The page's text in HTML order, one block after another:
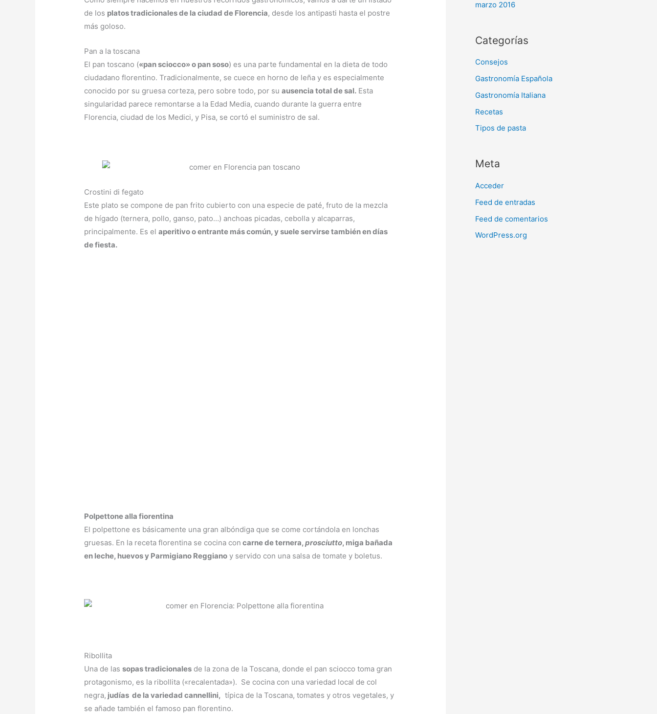
de los platos tradicionales de la ciudad de Florencia, desde los antipasti hasta el postre
más goloso.
Pan a la toscana
El pan toscano («pan sciocco» o pan soso) es una parte fundamental en la dieta de todo
ciudadano florentino. Tradicionalmente, se cuece en horno de leña y es especialmente
conocido por su gruesa corteza, pero sobre todo, por suausencia total de sal. Esta
singularidad parece remontarse a la Edad Media, cuando durante la guerra entre
Florencia, ciudad de los Medici, y Pisa, se cortó el suministro de sal.
Crostini di fegato
Este plato se compone de pan frito cubierto con una especie de paté, fruto de la mezcla
de hígado (ternera, pollo, ganso, pato…) anchoas picadas, cebolla y alcaparras,
principalmente. Es elaperitivo o entrante más común, y suele servirse también en días
de fiesta.
Polpettone alla fiorentina
El polpettone es básicamente una gran albóndiga que se come cortándola en lonchas
gruesas. En la receta florentina se cocina con carne de ternera,prosciutto, miga bañada
en leche, huevos y Parmigiano Reggiano y servido con una salsa de tomate y boletus.
Ribollita
Una de lassopas tradicionales de la zona de la Toscana, donde el pan sciocco toma gran
protagonismo, es la ribollita («recalentada»). Se cocina con una variedad local de col
negra, judías de la variedad cannellini, típica de la Toscana, tomates y otros vegetales, y
se añade también el famoso pan florentino.
marzo 2016
Categorías
Consejos
Gastronomía Española
Gastronomía Italiana
Recetas
Tipos de pasta
Meta
Acceder
Feed de entradas
Feed de comentarios
WordPress.org